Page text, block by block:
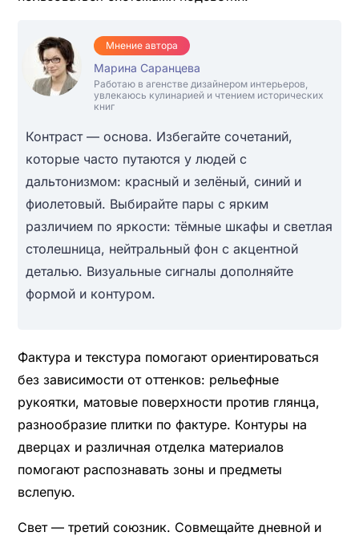
Мнение автора
Марина Саранцева
Работаю в агенстве дизайнером интерьеров,
увлекаюсь кулинарией и чтением исторических
книг
Контраст — основа. Избегайте сочетаний,
которые часто путаются у людей с
дальтонизмом: красный и зелёный, синий и
фиолетовый. Выбирайте пары с ярким
различием по яркости: тёмные шкафы и светлая
столешница, нейтральный фон с акцентной
деталью. Визуальные сигналы дополняйте
формой и контуром.
Фактура и текстура помогают ориентироваться
без зависимости от оттенков: рельефные
рукоятки, матовые поверхности против глянца,
разнообразие плитки по фактуре. Контуры на
дверцах и различная отделка материалов
помогают распознавать зоны и предметы
вслепую.
Свет — третий союзник. Совмещайте дневной и